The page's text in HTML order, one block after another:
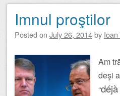
Imnul proştilor
Posted on July 26, 2014by
Am
deşi
“déjà